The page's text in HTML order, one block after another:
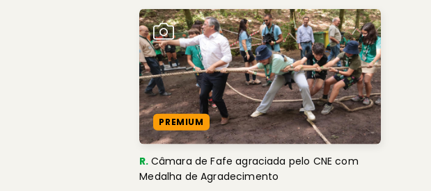
PREMIUM
R. Câmara de Fafe agraciada pelo CNE com
Medalha de Agradecimento